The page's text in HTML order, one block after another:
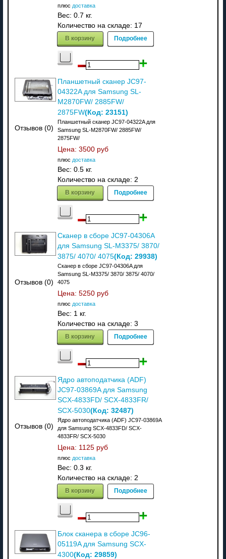
плюс доставка
Вес: 0.7 кг.
Количество на складе: 17
В корзину Подробнее
Отзывов (0)
Планшетный сканер JC97-
04322A для Samsung SL-
M2870FW/ 2885FW/
2875FW(Код: 23151)
Планшетный сканер JC97-04322A для
Samsung SL-M2870FW/ 2885FW/
2875FW/
Цена: 3500 руб
плюс доставка
Вес: 0.5 кг.
Количество на складе: 2
В корзину Подробнее
Отзывов (0)
Сканер в сборе JC97-04306A
для Samsung SL-M3375/ 3870/
3875/ 4070/ 4075(Код: 29938)
Сканер в сборе JC97-04306A для
Samsung SL-M3375/ 3870/ 3875/ 4070/
4075
Цена: 5250 руб
плюс доставка
Вес: 1 кг.
Количество на складе: 3
В корзину Подробнее
Отзывов (0)
Ядро автоподатчика (ADF)
JC97-03869A для Samsung
SCX-4833FD/ SCX-4833FR/
SCX-5030(Код: 32487)
Ядро автоподатчика (ADF) JC97-03869A
для Samsung SCX-4833FD/ SCX-
4833FR/ SCX-5030
Цена: 1125 руб
плюс доставка
Вес: 0.3 кг.
Количество на складе: 2
В корзину Подробнее
Блок сканера в сборе JC96-
05119A для Samsung SCX-
4300(Код: 29859)